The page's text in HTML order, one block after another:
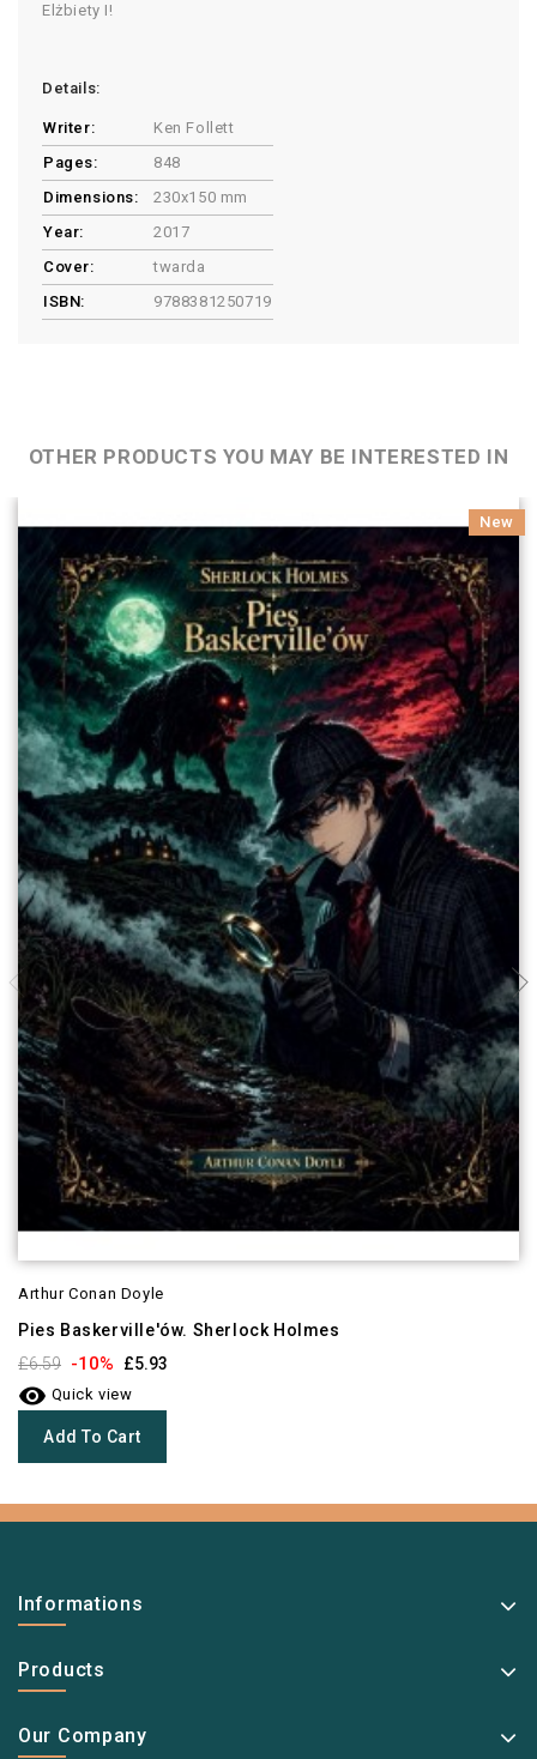
Elżbiety I!
Details:
Writer:
Ken Follett
Pages:
848
Dimensions:
230x150 mm
Year:
2017
Cover:
twarda
ISBN:
9788381250719
OTHER PRODUCTS YOU MAY BE INTERESTED IN
New
Arthur Conan Doyle
Pies Baskerville'ów. Sherlock Holmes
£6.59 -10% £5.93
 Quick view
Add To Cart
Informations
Products
Our Company